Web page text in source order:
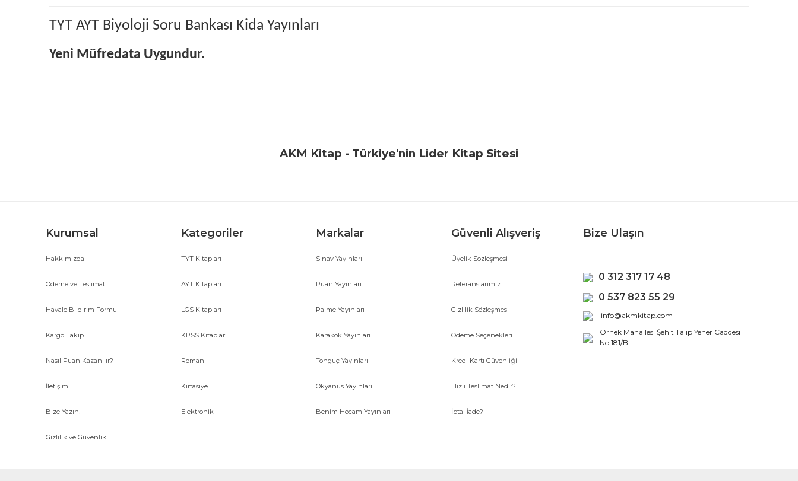
TYT AYT Biyoloji Soru Bankası Kida Yayınları
Yeni Müfredata Uygundur.
Yorum Yaz
AKM Kitap - Türkiye'nin Lider Kitap Sitesi
Kurumsal
Hakkımızda
Ödeme ve Teslimat
Havale Bildirim Formu
Kargo Takip
Nasıl Puan Kazanılır?
İletişim
Bize Yazın!
Gizlilik ve Güvenlik
Kategoriler
TYT Kitapları
AYT Kitapları
LGS Kitapları
KPSS Kitapları
Roman
Kırtasiye
Elektronik
Markalar
Sınav Yayınları
Puan Yayınları
Palme Yayınları
Karakök Yayınları
Tonguç Yayınları
Okyanus Yayınları
Benim Hocam Yayınları
Güvenli Alışveriş
Üyelik Sözleşmesi
Referanslarımız
Gizlilik Sözleşmesi
Ödeme Seçenekleri
Kredi Kartı Güvenliği
Hızlı Teslimat Nedir?
İptal İade?
Bize Ulaşın
0 312 317 17 48
0 537 823 55 29
info@akmkitap.com
Örnek Mahallesi Şehit Talip Yener Caddesi
No:181/B